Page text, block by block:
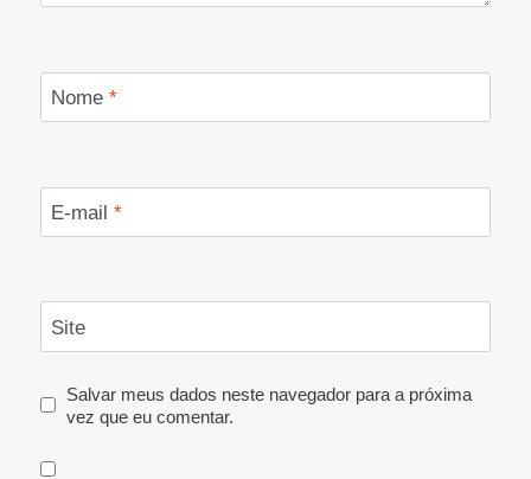
Nome *
E-mail *
Site
Salvar meus dados neste navegador para a próxima
vez que eu comentar.